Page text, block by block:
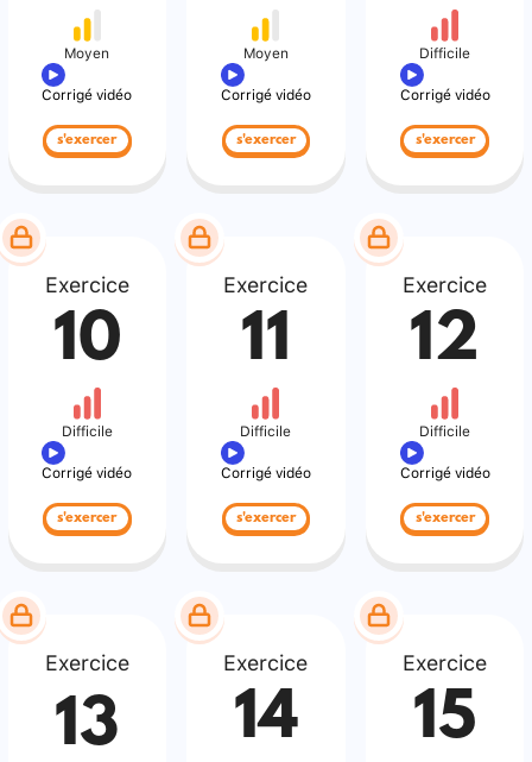
Moyen
Corrigé vidéo
s'exercer
Moyen
Corrigé vidéo
s'exercer
Difficile
Corrigé vidéo
s'exercer
Exercice
10
Difficile
Corrigé vidéo
s'exercer
Exercice
11
Difficile
Corrigé vidéo
s'exercer
Exercice
12
Difficile
Corrigé vidéo
s'exercer
Exercice
13
Exercice
14
Exercice
15